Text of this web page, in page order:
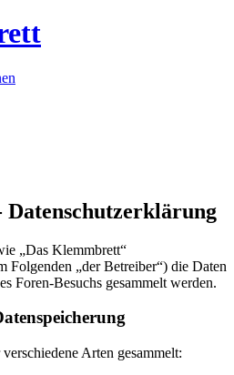
„Das Klemmbrett“
Folgenden „der Betreiber“) die Daten
Foren-Besuchs gesammelt werden.
Arten gesammelt: